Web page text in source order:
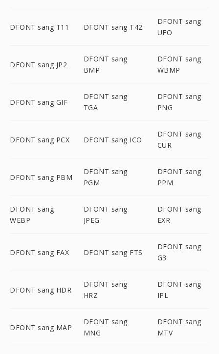
DFONT sang T11 DFONT sang T42
DFONT sang
UFO
DFONT sang JP2
DFONT sang
BMP
DFONT sang
WBMP
DFONT sang GIF
DFONT sang
TGA
DFONT sang
PNG
DFONT sang PCX DFONT sang ICO
DFONT sang
CUR
DFONT sang PBM
DFONT sang
PGM
DFONT sang
PPM
DFONT sang
WEBP
DFONT sang
JPEG
DFONT sang
EXR
DFONT sang FAX DFONT sang FTS
DFONT sang
G3
DFONT sang HDR
DFONT sang
HRZ
DFONT sang
IPL
DFONT sang MAP
DFONT sang
MNG
DFONT sang
MTV